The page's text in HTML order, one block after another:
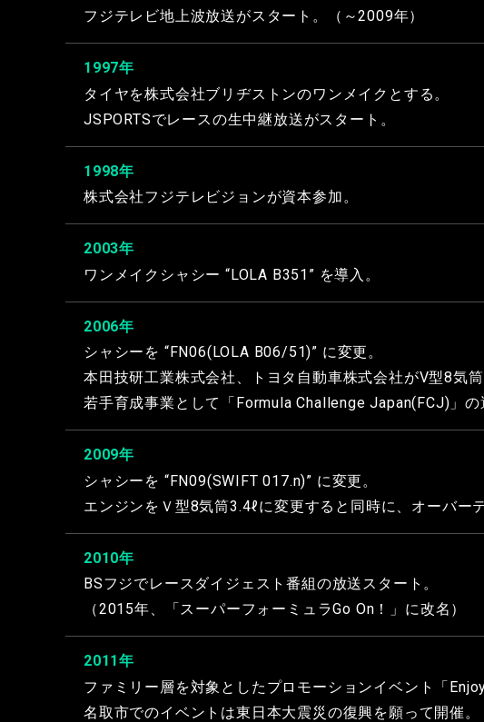
フジテレビ地上波放送がスタート。（～2009年）
1997年
タイヤを株式会社ブリヂストンのワンメイクとする。
JSPORTSでレースの生中継放送がスタート。
1998年
株式会社フジテレビジョンが資本参加。
2003年
ワンメイクシャシー “LOLA B351” を導入。
2006年
シャシーを “FN06(LOLA B06/51)” に変更。
本田技研工業株式会社、トヨタ自動車株式会社がV型8気
若手育成事業として「Formula Challenge Japan(FCJ)」
2009年
シャシーを “FN09(SWIFT 017.n)” に変更。
エンジンをＶ型8気筒3.4ℓに変更すると同時に、オーバー
2010年
BSフジでレースダイジェスト番組の放送スタート。
（2015年、「スーパーフォーミュラGo On！」に改名）
2011年
ファミリー層を対象としたプロモーションイベント「
名取市でのイベントは東日本大震災の復興を願って開催